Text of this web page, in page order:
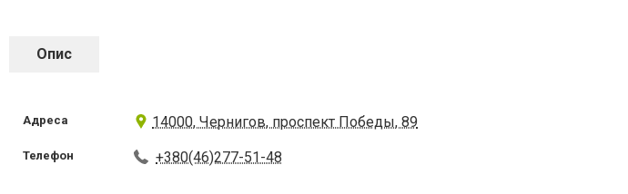
Опис
Адреса 14000, Чернигов, проспект Победы, 89
Телефон +380(46)277-51-48